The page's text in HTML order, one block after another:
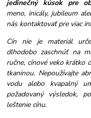
jedinečný kúsok pre
meno, inicály, jubileum
nás kontaktovať pre viac
Cín nie je materiál
dlhodobo zaschnúť na
ručne, cínové veko krátko
tkaninou. Nepoužívajte
vodu alebo kvapalný
požadovaný výsledok,
leštenie cínu.